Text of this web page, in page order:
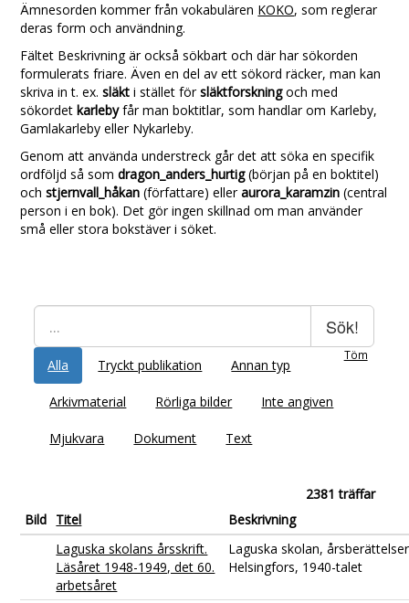
Ämnesorden kommer från vokabulären KOKO, som reglerar
deras form och användning.
Fältet Beskrivning är också sökbart och där har sökorden
formulerats friare. Även en del av ett sökord räcker, man kan
skriva in t. ex.släkti stället försläktforskningoch med
sökordetkarlebyfår man boktitlar, som handlar om Karleby,
Gamlakarleby eller Nykarleby.
Genom att använda understreck går det att söka en specifik
ordföljd så somdragon_anders_hurtig(början på en boktitel)
ochstjernvall_håkan (författare) elleraurora_karamzin (central
person i en bok). Det gör ingen skillnad om man använder
små eller stora bokstäver i söket.
Sök!
Töm
Alla Tryckt publikation Annan typ
Arkivmaterial Rörliga bilder Inte angiven
Mjukvara Dokument Text
2381 träffar
Bild Titel
Beskrivning
Laguska skolans årsskrift.
Läsåret 1948-1949, det 60.
arbetsåret
Laguska skolan,
Helsingfors, 1940-talet